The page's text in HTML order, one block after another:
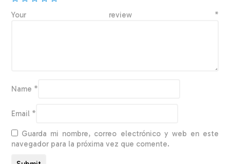
Your review *
Name *
Email *
Guarda mi nombre, correo electrónico y web en este
navegador para la próxima vez que comente.